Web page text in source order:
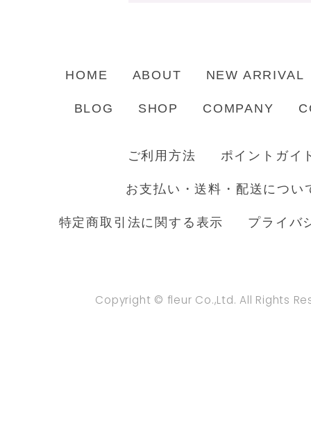
HOME ABOUT NEW ARRIVAL
BLOG SHOP COMPANY
ご利用方法 ポイントガイ
お支払い・送料・配送につい
特定商取引法に関する表示 プライバ
Copyright © fleur Co.,Ltd. All Rights